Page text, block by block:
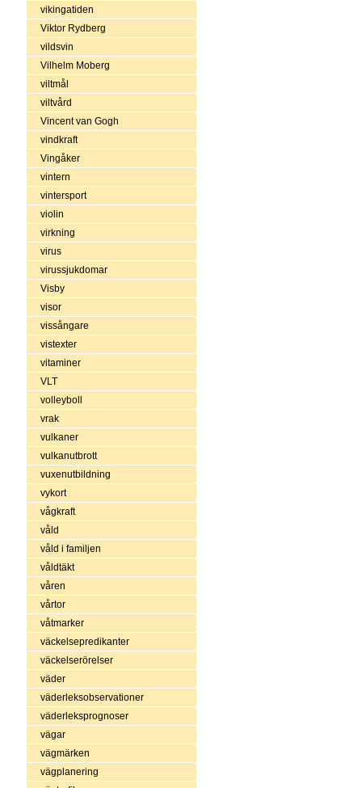
vikingatiden
Viktor Rydberg
vildsvin
Vilhelm Moberg
viltmål
viltvård
Vincent van Gogh
vindkraft
Vingåker
vintern
vintersport
violin
virkning
virus
virussjukdomar
Visby
visor
vissångare
vistexter
vitaminer
VLT
volleyboll
vrak
vulkaner
vulkanutbrott
vuxenutbildning
vykort
vågkraft
våld
våld i familjen
våldtäkt
våren
vårtor
våtmarker
väckelsepredikanter
väckelserörelser
väder
väderleksobservationer
väderleksprognoser
vägar
vägmärken
vägplanering